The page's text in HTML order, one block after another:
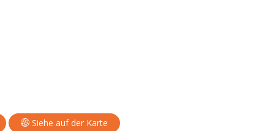
Siehe auf der Karte